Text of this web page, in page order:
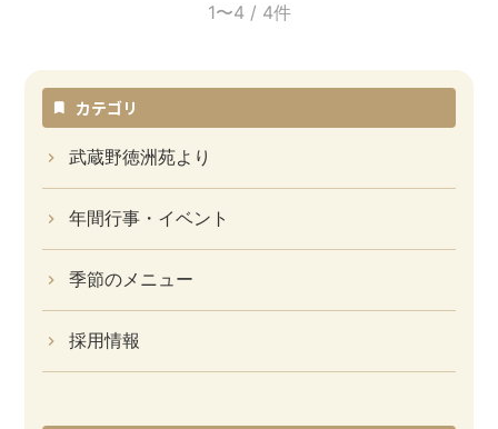
1〜4 / 4件
カテゴリ
武蔵野徳洲苑より
年間行事・イベント
季節のメニュー
採用情報